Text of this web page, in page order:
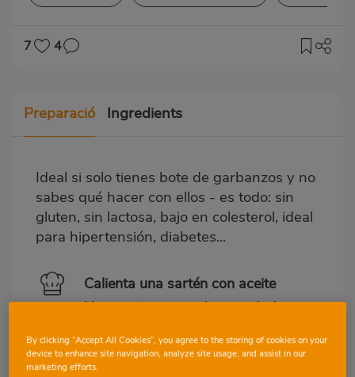
7 4
Preparació Ingredients
Ideal si solo tienes bote de garbanzos y no
sabes qué hacer con ellos - es todo: sin
gluten, sin lactosa, bajo en colesterol, ideal
para hipertensión, diabetes...
Calienta una sartén con aceite
No escatimes con la cantidad,
plato y la cocina griega.
By clicking “Accept All Cookies”, you agree to the storing of cookies on your
device to enhance site navigation, analyze site usage, and assist in our
marketing efforts.